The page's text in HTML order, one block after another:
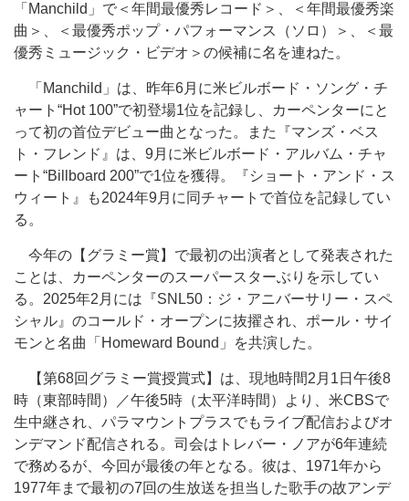
「Manchild」で＜年間最優秀レコード＞、＜年間最優秀楽
曲＞、＜最優秀ポップ・パフォーマンス（ソロ）＞、＜最
優秀ミュージック・ビデオ＞の候補に名を連ねた。
「Manchild」は、昨年6月に米ビルボード・ソング・チ
ャート“Hot 100”で初登場1位を記録し、カーペンターにと
って初の首位デビュー曲となった。また『マンズ・ベス
ト・フレンド』は、9月に米ビルボード・アルバム・チャ
ート“Billboard 200”で1位を獲得。『ショート・アンド・ス
ウィート』も2024年9月に同チャートで首位を記録してい
る。
今年の【グラミー賞】で最初の出演者として発表された
ことは、カーペンターのスーパースターぶりを示してい
る。2025年2月には『SNL50：ジ・アニバーサリー・スペ
シャル』のコールド・オープンに抜擢され、ポール・サイ
モンと名曲「Homeward Bound」を共演した。
【第68回グラミー賞授賞式】は、現地時間2月1日午後8
時（東部時間）／午後5時（太平洋時間）より、米CBSで
生中継され、パラマウントプラスでもライブ配信およびオ
ンデマンド配信される。司会はトレバー・ノアが6年連続
で務めるが、今回が最後の年となる。彼は、1971年から
1977年まで最初の7回の生放送を担当した歌手の故アンデ